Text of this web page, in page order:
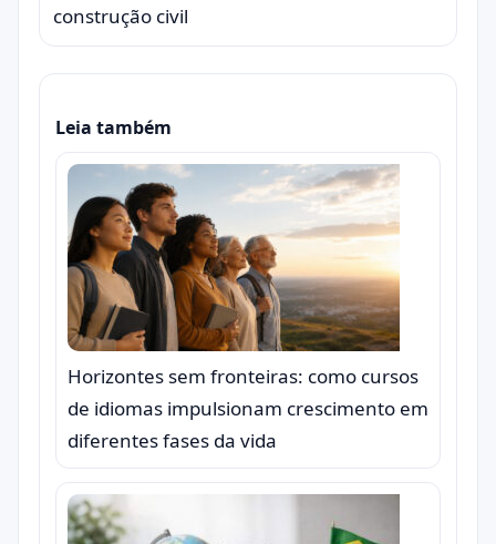
construção civil
Leia também
Horizontes sem fronteiras: como cursos
de idiomas impulsionam crescimento em
diferentes fases da vida